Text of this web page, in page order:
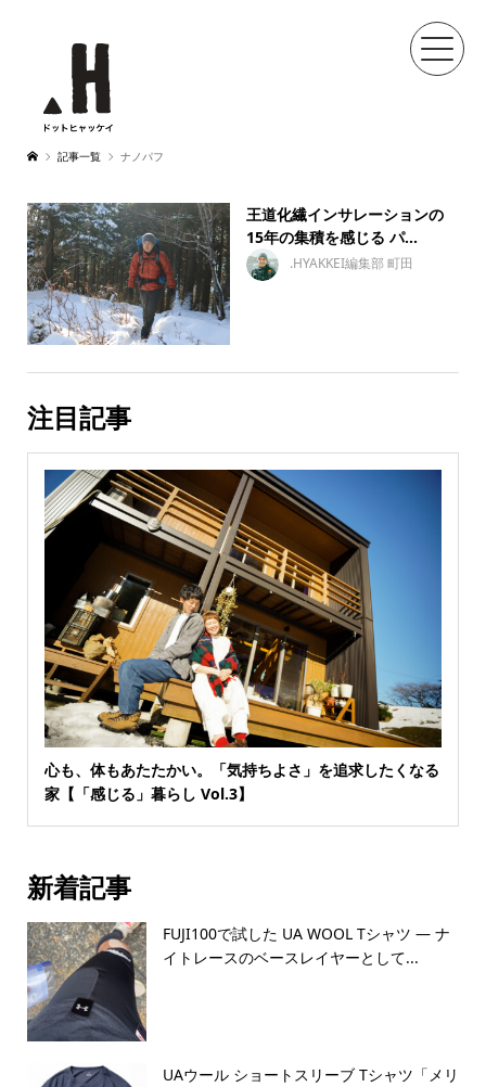
記事一覧 ナノパフ
王道化繊インサレーションの
15年の集積を感じる パ...
.HYAKKEI編集部 町田
注目記事
心も、体もあたたかい。「気持ちよさ」を追求したくなる
家【「感じる」暮らし Vol.3】
新着記事
FUJI100で試した UA WOOL Tシャツ — ナ
イトレースのベースレイヤーとして...
UAウール ショートスリーブ Tシャツ「メリ